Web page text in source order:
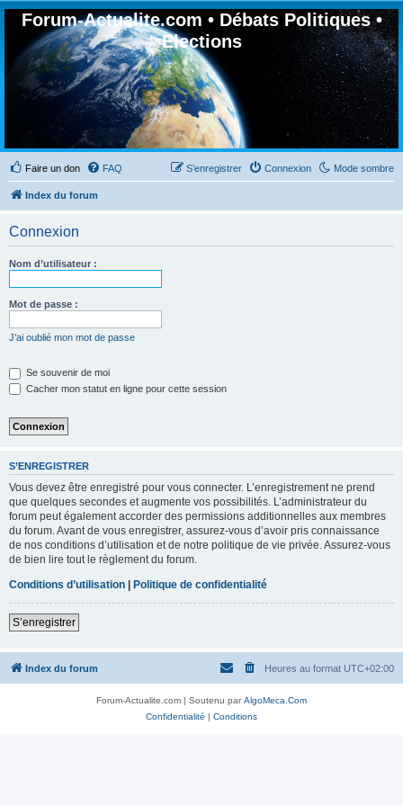
Forum-Actualite.com • Débats Politiques •
Elections
Faire un don Mode sombre
FAQ Connexion
S’enregistrer
Index du forum
Connexion
Nom d’utilisateur :
Mot de passe :
J’ai oublié mon mot de passe
Se souvenir de moi
Cacher mon statut en ligne pour cette session
S’ENREGISTRER
Vous devez être enregistré pour vous connecter. L’enregistrement ne prend
que quelques secondes et augmente vos possibilités. L’administrateur du
forum peut également accorder des permissions additionnelles aux membres
du forum. Avant de vous enregistrer, assurez-vous d’avoir pris connaissance
de nos conditions d’utilisation et de notre politique de vie privée. Assurez-vous
de bien lire tout le règlement du forum.
Conditions d’utilisation | Politique de confidentialité
S’enregistrer
Index du forum Heures au format UTC+02:00
Forum-Actualite.com | Soutenu parAlgoMeca.Com
Confidentialité | Conditions